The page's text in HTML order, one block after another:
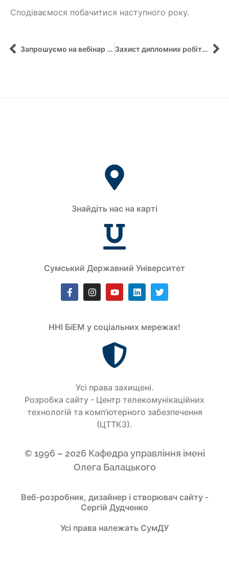
Сподіваємося побачитися наступного року.
Запрошуємо на вебінар з питань підприємництва та міжнародних стартапів Захист дипломних робіт бакалаврів
Знайдіть нас на карті
Сумський Державний Університет
ННІ БіЕМ у соціальних мережах!
Усi права захищенi.
Розробка сайту - Центр телекомунікаційних
технологій та комп’ютерного забезпечення
(ЦТТКЗ).
© 1996 – 2026 Кафедра управління імені
Олега Балацького
Веб-розробник, дизайнер і створювач сайту -
Сергій Дудченко
Усі права належать СумДУ